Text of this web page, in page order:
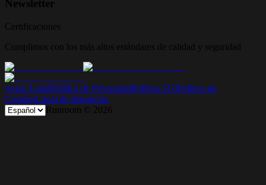
Newsletter
Certificaciones
Cumplimos con los más altos estándares de calidad y seguridad
Aviso LegalPolítica de PrivacidadPolítica SGIPolítica de
CookiesCanal de denuncias
Runroom ©
2026